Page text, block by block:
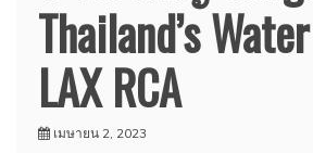
Thailand’s
LAX RCA
เมษายน 2, 2023